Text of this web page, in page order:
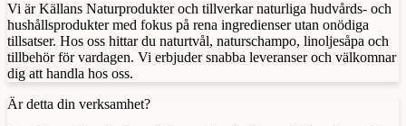
Vi är Källans Naturprodukter och tillverkar naturliga hudvårds- och
hushållsprodukter med fokus på rena ingredienser utan onödiga
tillsatser. Hos oss hittar du naturtvål, naturschampo, linoljesåpa och
tillbehör för vardagen. Vi erbjuder snabba leveranser och välkomnar
dig att handla hos oss.
Är detta din verksamhet?